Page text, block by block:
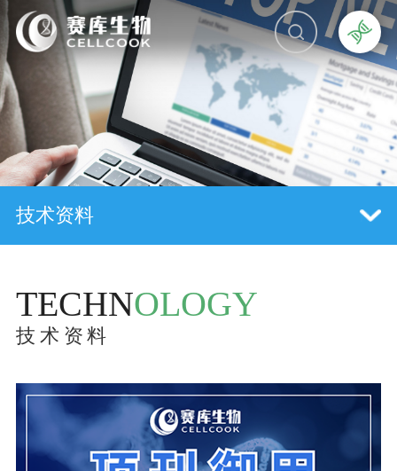
技术资料
TECHNOLOGY
技术资料